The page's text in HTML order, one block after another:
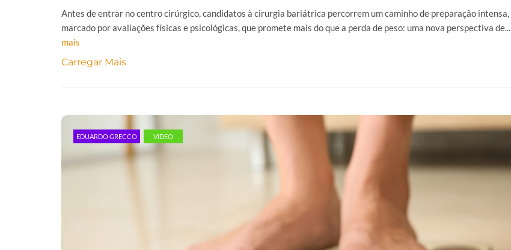
Antes de entrar no centro cirúrgico, candidatos à cirurgia bariátrica percorrem um caminho de preparação intensa,
marcado por avaliações físicas e psicológicas, que promete mais do que a perda de peso: uma nova perspectiva de...
mais
Carregar Mais
EDUARDO GRECCO VIDEO